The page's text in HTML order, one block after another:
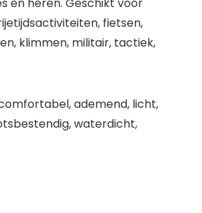
en heren. Geschikt voor
fietsen,
klimmen, militair, tactiek,
ademend, licht,
waterdicht,